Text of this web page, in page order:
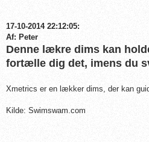
17-10-2014 22:12:05:
Af: Peter
Denne lækre dims kan
fortælle dig det, imens du
Xmetrics er en lækker dims, der kan
Kilde: Swimswam.com